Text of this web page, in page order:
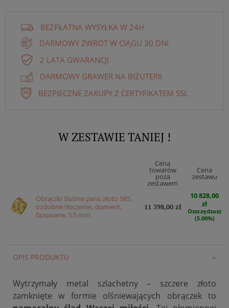
BEZPŁATNA WYSYŁKA W 24H
DARMOWY ZWROT W CIĄGU 30 DNI
2 LATA GWARANCJI
DARMOWY GRAWER NA BIŻUTERII
BEZPIECZNE ZAKUPY Z CERTYFIKATEM SSL
W ZESTAWIE TANIEJ !
Cena
towarów
poza
zestawem
Cena
zestawu
Obrączki ślubne para: złoto 585,
ozdobne tłoczenie, diament,
fazowane, 5,5 mm
11 398,00 zł
10 828,00
zł
Oszczędzasz
(5.00%)
OPIS PRODUKTU
Wytrzymały metal szlachetny – szczere złoto
zamknięte w formie olśniewających obrączek to